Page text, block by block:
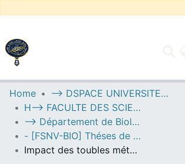
UNIVERSITY OF D.L SIDI BEL
Communities & Collections
All of DSpace
Statistics
Home
--> DSPACE UNIVERSITE DJILALLI LIABES DE SIDI BEL ABBES
H--> FACULTE DES SCIENCES DE LA NATURE ET DE LA VIE
--> Département de Biologie
- [FSNV-BIO] Théses de Master II
Impact des toubles métaboliques sur la vache laitiere au niveau de la wilaya de Sidi bel abbes .